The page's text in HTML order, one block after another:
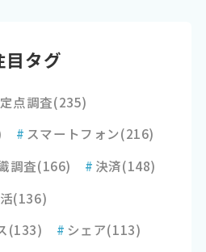
目タグ
定点調査(235)
# スマートフォン(216)
調査(166) # 決済(148)
(136)
(133) # シェア(113)